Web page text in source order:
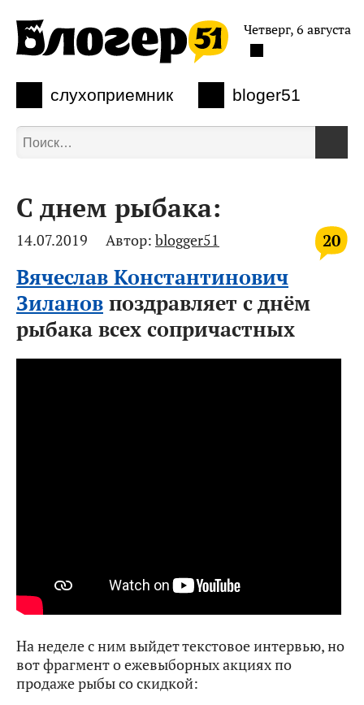
слухоприемник bloger51
Четверг, 6 августа
С днем рыбака:
20
14.07.2019 Автор: blogger51
Вячеслав Константинович
Зиланов поздравляет с днём
рыбака всех сопричастных
На неделе с ним выйдет текстовое интервью, но
вот фрагмент о ежевыборных акциях по
продаже рыбы со скидкой: